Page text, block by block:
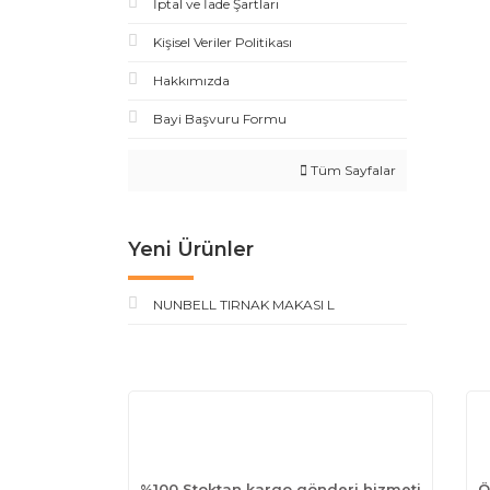
İptal ve İade Şartları
Kişisel Veriler Politikası
Hakkımızda
Bayi Başvuru Formu
Tüm Sayfalar
Yeni Ürünler
NUNBELL TIRNAK MAKASI L